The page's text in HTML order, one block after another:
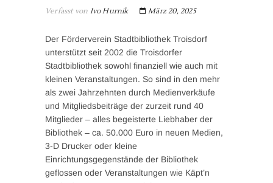
Verfasst von Ivo Hurnik März 20, 2025
Der Förderverein Stadtbibliothek Troisdorf
unterstützt seit 2002 die Troisdorfer
Stadtbibliothek sowohl finanziell wie auch mit
kleinen Veranstaltungen. So sind in den mehr
als zwei Jahrzehnten durch Medienverkäufe
und Mitgliedsbeiträge der zurzeit rund 40
Mitglieder – alles begeisterte Liebhaber der
Bibliothek – ca. 50.000 Euro in neuen Medien,
3-D Drucker oder kleine
Einrichtungsgegenstände der Bibliothek
geflossen oder Veranstaltungen wie Käpt’n